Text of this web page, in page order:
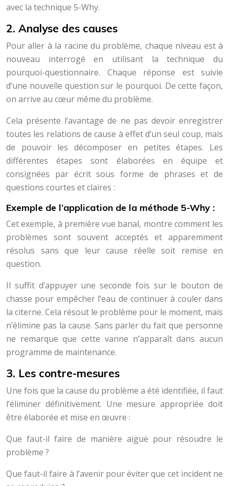
avec la technique 5-Why.
2. Analyse des causes
Pour aller à la racine du problème, chaque niveau est à
nouveau interrogé en utilisant la technique du
pourquoi-questionnaire. Chaque réponse est suivie
d’une nouvelle question sur le pourquoi. De cette façon,
on arrive au cœur même du problème.
Cela présente l’avantage de ne pas devoir enregistrer
toutes les relations de cause à effet d’un seul coup, mais
de pouvoir les décomposer en petites étapes. Les
différentes étapes sont élaborées en équipe et
consignées par écrit sous forme de phrases et de
questions courtes et claires :
Exemple de l’application de la méthode 5-Why :
Cet exemple, à première vue banal, montre comment les
problèmes sont souvent acceptés et apparemment
résolus sans que leur cause réelle soit remise en
question.
Il suffit d’appuyer une seconde fois sur le bouton de
chasse pour empêcher l’eau de continuer à couler dans
la citerne. Cela résout le problème pour le moment, mais
n’élimine pas la cause. Sans parler du fait que personne
ne remarque que cette vanne n’apparaît dans aucun
programme de maintenance.
3. Les contre-mesures
Une fois que la cause du problème a été identifiée, il faut
l’éliminer définitivement. Une mesure appropriée doit
être élaborée et mise en œuvre :
Que faut-il faire de manière aiguë pour résoudre le
problème ?
Que faut-il faire à l’avenir pour éviter que cet incident ne